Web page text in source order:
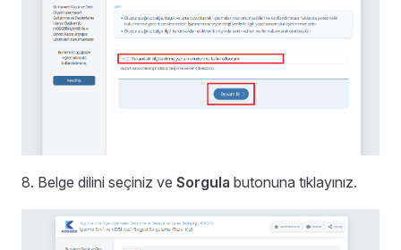
8. Belge dilini seçiniz ve Sorgula butonuna tıklayınız.